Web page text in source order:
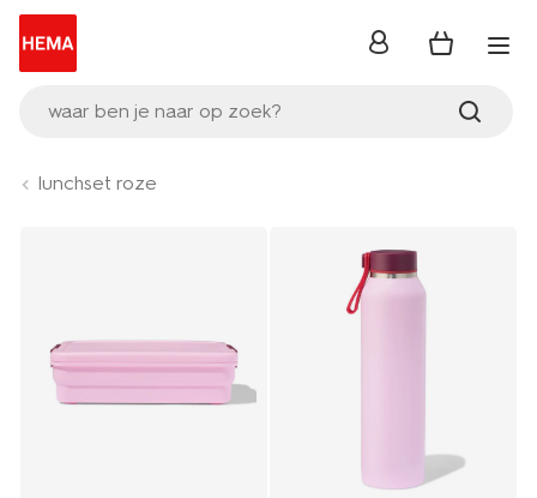
waar ben je naar op zoek?
inloggen
lunchset roze